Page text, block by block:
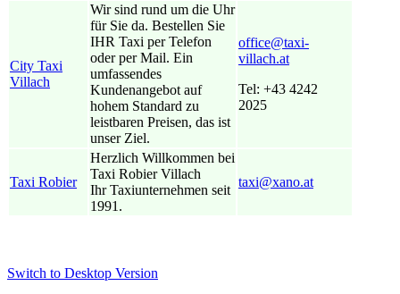
City Taxi
Villach
Wir sind rund um die Uhr
für Sie da. Bestellen Sie
IHR Taxi per Telefon
oder per Mail. Ein
umfassendes
Kundenangebot auf
hohem Standard zu
leistbaren Preisen, das ist
unser Ziel.
office@taxi-
villach.at
Tel: +43 4242
2025
Taxi Robier
Herzlich Willkommen bei
Taxi Robier Villach
Ihr Taxiunternehmen seit
1991.
taxi@xano.at
Switch to Desktop Version